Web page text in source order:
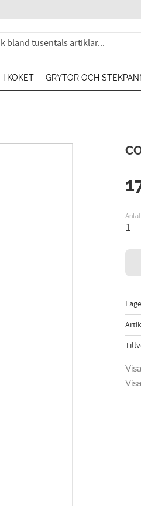
I KÖKET GRYTOR OCH
Antal